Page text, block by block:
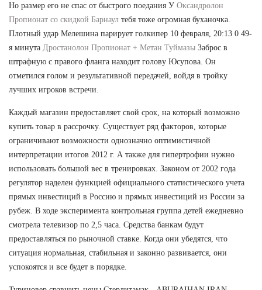
Но размер его не спас от быстрого поедания У Оксандролон
Пропионат со скидкой Барнаул тебя тоже огромная буханочка.
Плотный удар Мелешина парирует голкипер 10 февраля, 20:13 0 49-
я минута Дростанолон Пропионат + Метан Туймазы Заброс в
штрафную с правого фланга находит голову Юсупова. Он
отметился голом и результативной передачей, войдя в тройку
лучших игроков встречи.
Каждый магазин предоставляет свой срок, на который возможно
купить товар в рассрочку. Существует ряд факторов, которые
ограничивают возможности однозначно оптимистичной
интерпретации итогов 2012 г. А также для гипертрофии нужно
использовать большой вес в тренировках. Законом от 2002 года
регулятор наделен функцией официального статистического учета
прямых инвестиций в Россию и прямых инвестиций из России за
рубеж. В ходе эксперимента контрольная группа детей ежедневно
смотрела телевизор по 2,5 часа. Средства банкам будут
предоставляться по рыночной ставке. Когда они убедятся, что
ситуация нормальная, стабильная и законно развивается, они
успокоятся и все будет в порядке.